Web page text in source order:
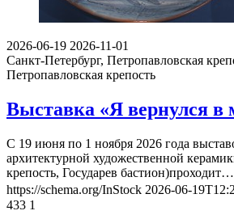
2026-06-19 2026-11-01
Санкт-Петербург, Петропавловская
Петропавловская крепость
Выставка «Я вернулся в
С 19 июня по 1 ноября 2026 года
архитектурной художественной
крепость, Государев бастион)проходит…
https://schema.org/InStock 2026-06-
433 1